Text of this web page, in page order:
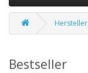
Hersteller
Bestseller